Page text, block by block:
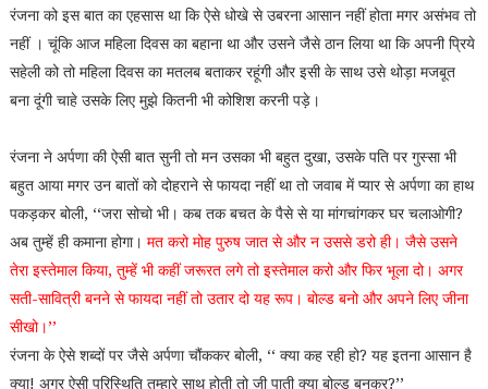
रंजना को इस बात का एहसास था कि ऐसे धोखे से उबरना आसान नहीं होता मगर असंभव तो
नहीं । चूंकि आज महिला दिवस का बहाना था और उसने जैसे ठान लिया था कि अपनी प्रिये
सहेली को तो महिला दिवस का मतलब बताकर रहूंगी और इसी के साथ उसे थोड़ा मजबूत
बना दूंगी चाहे उसके लिए मुझे कितनी भी कोशिश करनी पड़े।
रंजना ने अर्पणा की ऐसी बात सुनी तो मन उसका भी बहुत दुखा, उसके पति पर गुस्सा भी
बहुत आया मगर उन बातों को दोहराने से फायदा नहीं था तो जवाब में प्यार से अर्पणा का हाथ
पकड़कर बोली, ‘‘जरा सोचो भी। कब तक बचत के पैसे से या मांगचांगकर घर चलाओगी?
अब तुम्हें ही कमाना होगा। मत करो मोह पुरुष जात से और न उससे डरो ही। जैसे उसने
तेरा इस्तेमाल किया, तुम्हें भी कहीं जरूरत लगे तो इस्तेमाल करो और फिर भूला दो। अगर
सती-सावित्री बनने से फायदा नहीं तो उतार दो यह रूप। बोल्ड बनो और अपने लिए जीना
सीखो।’’
रंजना के ऐसे शब्दों पर जैसे अर्पणा चौंककर बोली, ‘‘ क्या कह रही हो? यह इतना आसान है
क्या! अगर ऐसी परिस्थिति तुम्हारे साथ होती तो जी पाती क्या बोल्ड बनकर?’’